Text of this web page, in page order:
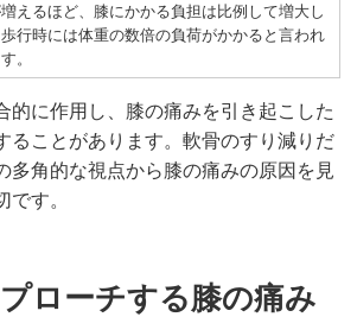
えるほど、膝にかかる負担は比例して増大し
歩行時には体重の数倍の負荷がかかると言われ
。
的に作用し、膝の痛みを引き起こした
ることがあります。軟骨のすり減りだ
多角的な視点から膝の痛みの原因を見
です。
ローチする膝の痛み